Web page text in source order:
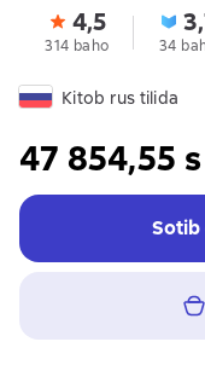
4,5
314 baho 34
Kitob rus tilida
47 854,55
Sotib